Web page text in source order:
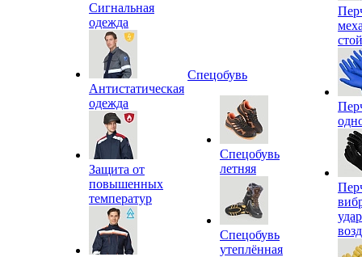
Сигнальная
одежда
Антистатическая
одежда
Защита от
повышенных
температур
Спецобувь
Спецобувь
летняя
Спецобувь
утеплённая